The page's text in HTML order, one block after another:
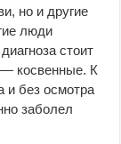
но и другие
люди
стоит
— косвенные. К
и без осмотра
заболел